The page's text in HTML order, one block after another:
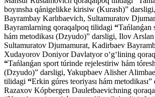
boyınsha qánigelikke kirisiw (Kurash)”
Bayrambay Karlıbaevich, Sultamuratov
Bayramlarning qoraqalpoq tilidagi “Tańlanǵan
hám metodikası (Dzyudo)” darsligi, Ilov
Sultamuratov Djumamurat, Kadirbaev
Xudayorov Doniyor Davlatyor o‘g‘lining
“Tańlanǵan sport túrinde rejelestiriw hám
(Dzyudo)” darsligi, Yakupbaev Alisher
tilidagi “Erkin gúres teoriyası hám metodikası”
Razaxov Kópbergen Dauletbaevichning